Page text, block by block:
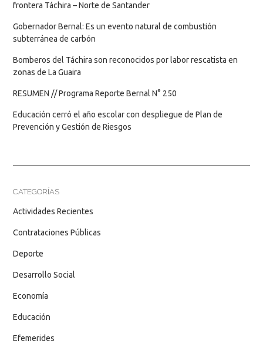
frontera Táchira – Norte de Santander
Gobernador Bernal: Es un evento natural de combustión
subterránea de carbón
Bomberos del Táchira son reconocidos por labor rescatista en
zonas de La Guaira
RESUMEN // Programa Reporte Bernal N° 250
Educación cerró el año escolar con despliegue de Plan de
Prevención y Gestión de Riesgos
CATEGORÍAS
Actividades Recientes
Contrataciones Públicas
Deporte
Desarrollo Social
Economía
Educación
Efemerides